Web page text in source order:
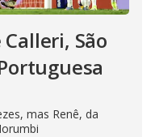
São
mas Renê, da